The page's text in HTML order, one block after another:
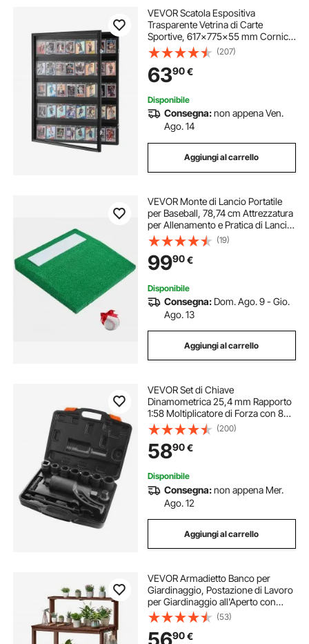
VEVOR Scatola Espositiva
Trasparente Vetrina di Carte
Sportive, 617x775x55 mm Cornice
di Carte Collezionabili Calcio Basket
Hockey, Protezione UV PC Vetro,
Armadietto Muro Serratura, 35
Graduate
(207)
6390€
Disponibile
Consegna:non appena Ven.
Ago. 14
Aggiungi al carrello
VEVOR Monte di Lancio Portatile
per Baseball, 78,74 cm Attrezzatura
per Allenamento e Pratica di Lancio
per Interni Esterni, Erba Sintetica
Anti-Scolorimento, Gomma per
Lancio, Maniglia per Trasporto
(19)
9990€
Disponibile
Consegna: Dom. Ago. 9 - Gio.
Ago. 13
Aggiungi al carrello
VEVOR Set di Chiave
Dinamometrica 25,4 mm Rapporto
1:58 Moltiplicatore di Forza con 8
Bussole, Set Moltiplicatore di Forza
Svita Bulloni per la Rimozione dei
Dadi per Riparazione Auto Officina
Garage
(200)
5890€
Disponibile
Consegna:non appena Mer.
Ago. 12
Aggiungi al carrello
VEVOR Armadietto Banco per
Giardinaggio, Postazione di Lavoro
per Giardinaggio all'Aperto con
Piano in Legno da 91 x 49.5 x 108.5
cm, con Ripiani Portaoggetti,
Gancio per Patio Esterno, Cortile,
(53)
90€